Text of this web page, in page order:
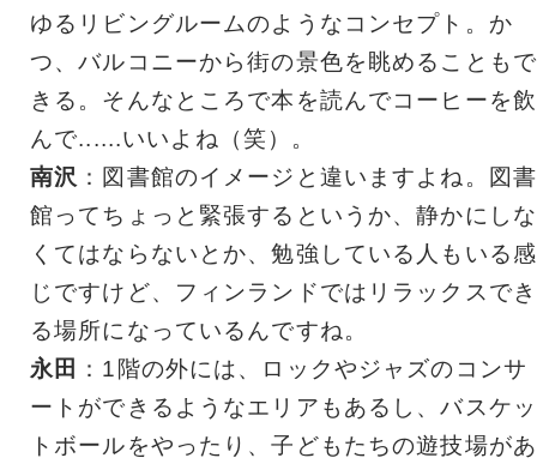
ゆるリビングルームのようなコンセプト。か
つ、バルコニーから街の景色を眺めることもで
きる。そんなところで本を読んでコーヒーを飲
んで......いいよね（笑）。
南沢 ：図書館のイメージと違いますよね。図書
館ってちょっと緊張するというか、静かにしな
くてはならないとか、勉強している人もいる感
じですけど、フィンランドではリラックスでき
る場所になっているんですね。
永田
：1階の外には、ロックやジャズのコンサ
ートができるようなエリアもあるし、バスケッ
トボールをやったり、子どもたちの遊技場があ